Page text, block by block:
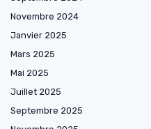
Novembre 2024
Janvier 2025
Mars 2025
Mai 2025
Juillet 2025
Septembre 2025